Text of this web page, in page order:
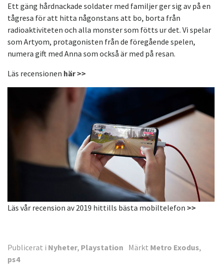
Ett gäng hårdnackade soldater med familjer ger sig av på en
tågresa för att hitta någonstans att bo, borta från
radioaktiviteten och alla monster som fötts ur det. Vi spelar
som Artyom, protagonisten från de föregående spelen,
numera gift med Anna som också är med på resan.
Läs recensionen här >>
Läs vår recension av 2019 hittills bästa mobiltelefon >>
Publicerat i Nyheter, Playstation Märkt Metro Exodus,
ps4